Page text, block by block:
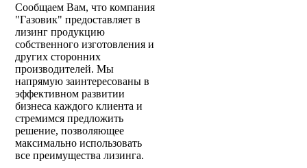
Сообщаем Вам, что компания
"Газовик" предоставляет в
лизинг продукцию
собственного изготовления и
других сторонних
производителей. Мы
напрямую заинтересованы в
эффективном развитии
бизнеса каждого клиента и
стремимся предложить
решение, позволяющее
максимально использовать
все преимущества лизинга.